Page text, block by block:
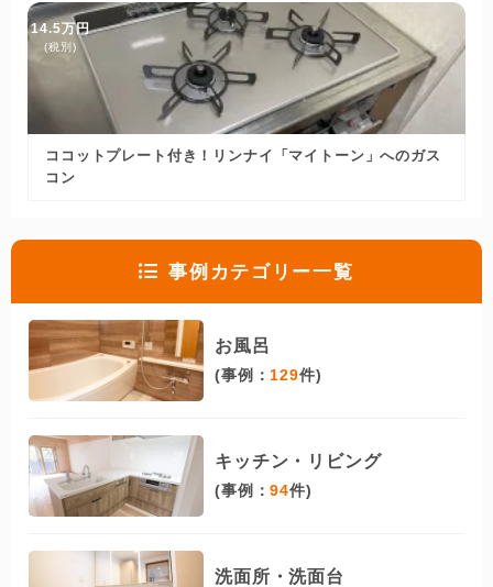
14.5万円
(税別)
ココットプレート付き！リンナイ「マイトーン」へのガス
コン
事例カテゴリー一覧
お風呂
(事例： 129件)
キッチン・リビング
(事例：94件)
洗面所・洗面台